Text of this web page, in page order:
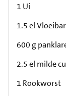
1 Ui
1.5 el
600 g
2.5 el milde
1 Rookworst